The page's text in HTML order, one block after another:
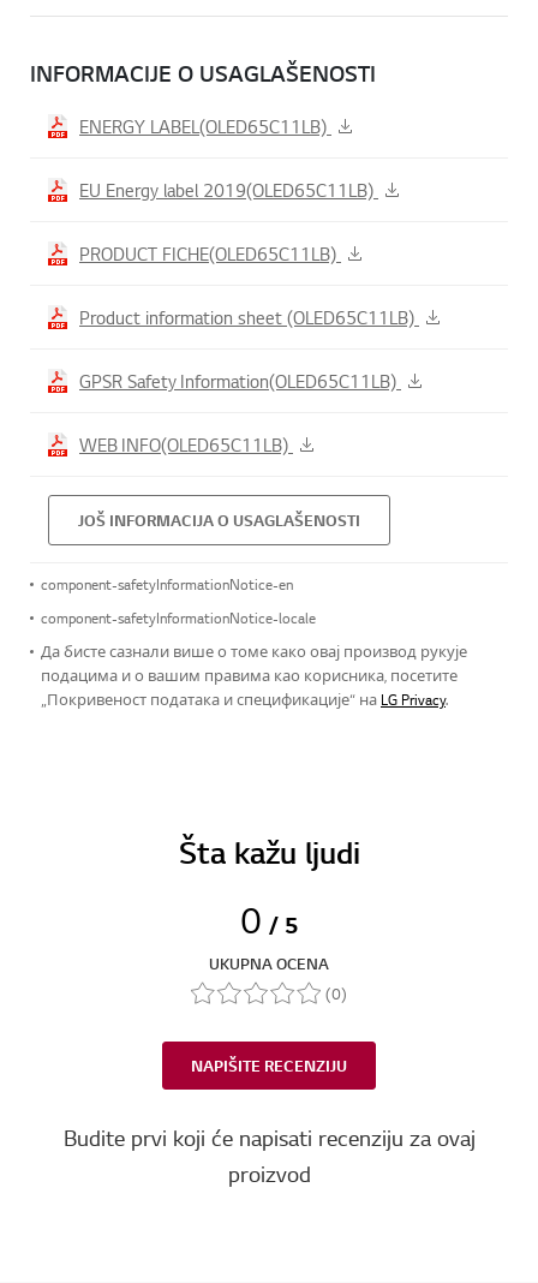
INFORMACIJE O USAGLAŠENOSTI
ENERGY LABEL(OLED65C11LB)
EU Energy label 2019(OLED65C11LB)
PRODUCT FICHE(OLED65C11LB)
Product information sheet (OLED65C11LB)
GPSR Safety Information(OLED65C11LB)
WEB INFO(OLED65C11LB)
JOŠ INFORMACIJA O USAGLAŠENOSTI
component-safetyInformationNotice-en
component-safetyInformationNotice-locale
Да бисте сазнали више о томе како овај производ рукује
подацима и о вашим правима као корисника, посетите
„Покривеност података и спецификације“ на LG Privacy.
Šta kažu ljudi
0 / 5
UKUPNA OCENA
(0)
NAPIŠITE RECENZIJU
Budite prvi koji će napisati recenziju za ovaj
proizvod